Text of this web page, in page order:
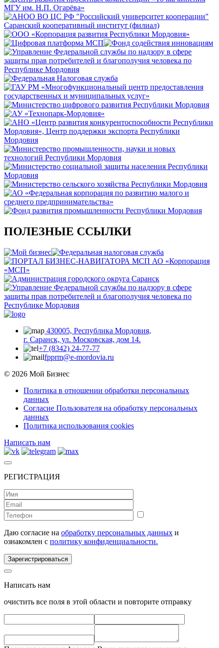
ПОЛЕЗНЫЕ ССЫЛКИ
430005, Республика Мордовия,
г. Саранск, ул. Московская, дом 14.
+7 (8342) 24-77-77
fpprm@e-mordovia.ru
© 2026 Мой Бизнес
Политика в отношении обработки персональных
данных
Согласие Пользователя на обработку персональных
данных
Политика использования cookies
Написать нам
РЕГИСТРАЦИЯ
Даю согласие на обработку персональных данных и
ознакомлен с политику конфиденциальности.
Зарегистрироваться
Написать нам
очистить все поля в этой области и повторите отправку